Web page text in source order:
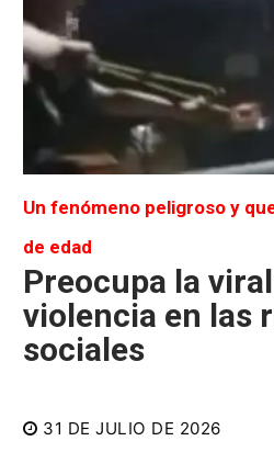
Un fenómeno peligroso y
de edad
Preocupa la
violencia en las
sociales
31 DE JULIO DE 2026